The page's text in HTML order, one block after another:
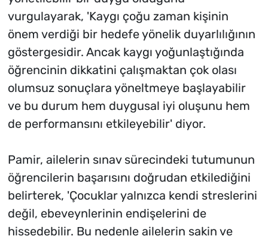
vurgulayarak, 'Kaygı çoğu zaman kişinin
önem verdiği bir hedefe yönelik duyarlılığının
göstergesidir. Ancak kaygı yoğunlaştığında
öğrencinin dikkatini çalışmaktan çok olası
olumsuz sonuçlara yöneltmeye başlayabilir
ve bu durum hem duygusal iyi oluşunu hem
de performansını etkileyebilir' diyor.
Pamir, ailelerin sınav sürecindeki tutumunun
öğrencilerin başarısını doğrudan etkilediğini
belirterek, 'Çocuklar yalnızca kendi streslerini
değil, ebeveynlerinin endişelerini de
hissedebilir. Bu nedenle ailelerin sakin ve